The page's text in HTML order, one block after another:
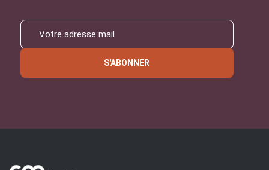
S'ABONNER